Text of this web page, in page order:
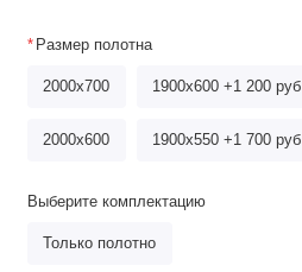
Размер полотна
2000x700 1900x600 +1 200 руб
2000x600 1900x550 +1 700 руб
Выберите комплектацию
Только полотно